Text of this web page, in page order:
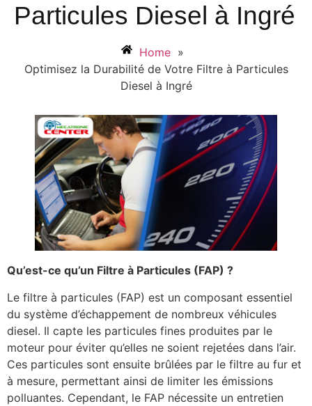
Particules Diesel à Ingré
Home »
Optimisez la Durabilité de Votre Filtre à Particules
Diesel à Ingré
Qu’est-ce qu’un Filtre à Particules (FAP) ?
Le filtre à particules (FAP) est un composant essentiel
du système d’échappement de nombreux véhicules
diesel. Il capte les particules fines produites par le
moteur pour éviter qu’elles ne soient rejetées dans l’air.
Ces particules sont ensuite brûlées par le filtre au fur et
à mesure, permettant ainsi de limiter les émissions
polluantes. Cependant, le FAP nécessite un entretien